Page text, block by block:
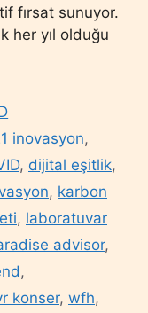
fırsat sunuyor.
her yıl olduğu
inovasyon,
, dijital eşitlik,
, karbon
, laboratuvar
advisor,
,
konser, wfh,